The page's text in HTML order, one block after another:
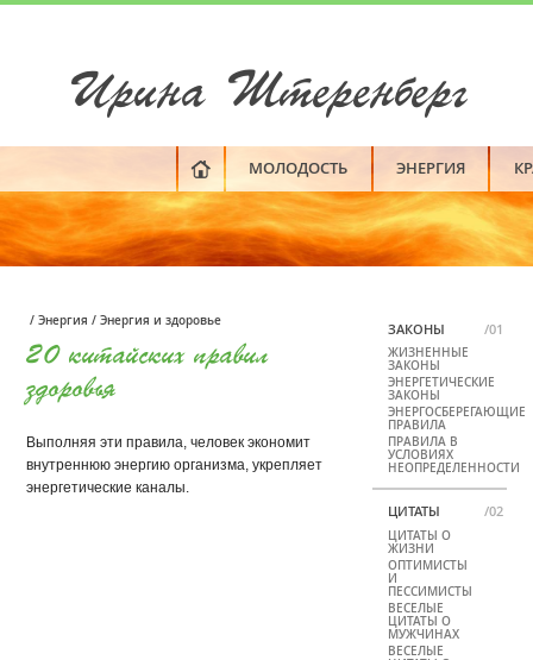
Ирина Штеренберг
МОЛОДОСТЬ ЭНЕРГИЯ
/ Энергия / Энергия и здоровье
20 китайских правил
здоровья
Выполняя эти правила, человек экономит
внутреннюю энергию организма, укрепляет
энергетические каналы.
/01
ЗАКОНЫ
ЖИЗНЕННЫЕ
ЗАКОНЫ
ЭНЕРГЕТИЧЕСКИЕ
ЗАКОНЫ
ЭНЕРГОСБЕРЕГАЮЩИЕ
ПРАВИЛА
ПРАВИЛА В
УСЛОВИЯХ
НЕОПРЕДЕЛЕННОСТИ
/02
ЦИТАТЫ
ЦИТАТЫ О
ЖИЗНИ
ОПТИМИСТЫ
И
ПЕССИМИСТЫ
ВЕСЕЛЫЕ
ЦИТАТЫ О
МУЖЧИНАХ
ВЕСЕЛЫЕ